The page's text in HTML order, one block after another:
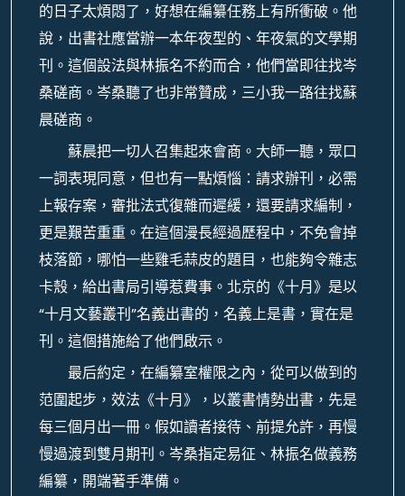
的日子太煩悶了，好想在編纂任務上有所衝破。他
說，出書社應當辦一本年夜型的、年夜氣的文學期
刊。這個設法與林振名不約而合，他們當即往找岑
桑磋商。岑桑聽了也非常贊成，三小我一路往找蘇
晨磋商。
蘇晨把一切人召集起來會商。大師一聽，眾口
一詞表現同意，但也有一點煩惱：請求辦刊，必需
上報存案，審批法式復雜而遲緩，還要請求編制，
更是艱苦重重。在這個漫長經過歷程中，不免會掉
枝落節，哪怕一些雞毛蒜皮的題目，也能夠令雜志
卡殼，給出書局引導惹費事。北京的《十月》是以
“十月文藝叢刊”名義出書的，名義上是書，實在是
刊。這個措施給了他們啟示。
最后約定，在編纂室權限之內，從可以做到的
范圍起步，效法《十月》，以叢書情勢出書，先是
每三個月出一冊。假如讀者接待、前提允許，再慢
慢過渡到雙月期刊。岑桑指定易征、林振名做義務
編纂，開端著手準備。